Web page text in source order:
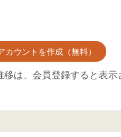
カウントを作成（無料）
移は、会員登録すると表示